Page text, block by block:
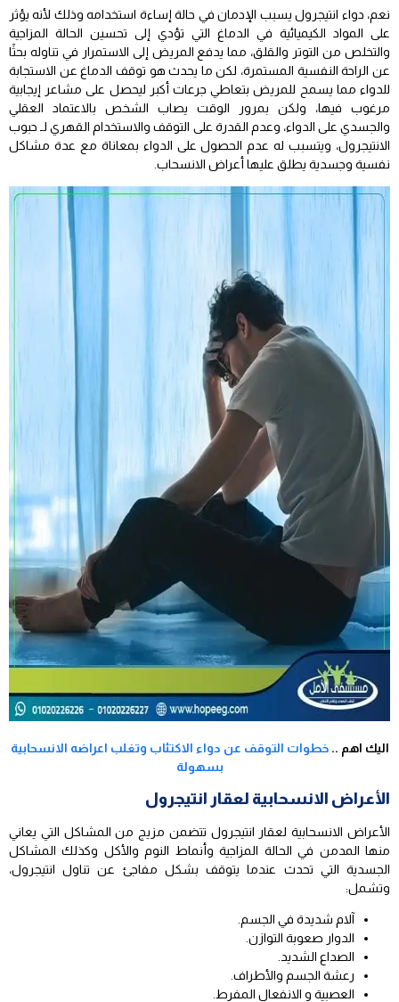
نعم، دواء انتيجرول يسبب الإدمان في حالة إساءة استخدامه وذلك لأنه يؤثر
على المواد الكيميائية في الدماغ التي تؤدي إلى تحسين الحالة المزاجية
والتخلص من التوتر والقلق، مما يدفع المريض إلى الاستمرار في تناوله بحثًا
عن الراحة النفسية المستمرة، لكن ما يحدث هو توقف الدماغ عن الاستجابة
للدواء مما يسمح للمريض بتعاطي جرعات أكبر ليحصل على مشاعر إيجابية
مرغوب فيها، ولكن بمرور الوقت يصاب الشخص بالاعتماد العقلي
والجسدي على الدواء، وعدم القدرة على التوقف والاستخدام القهري لـ حبوب
الانتيجرول، ويتسبب له عدم الحصول على الدواء بمعاناة مع عدة مشاكل
نفسية وجسدية يطلق عليها أعراض الانسحاب.
اليك اهم ..خطوات التوقف عن دواء الاكتئاب وتغلب اعراضه الانسحابية
بسهولة
الأعراض الانسحابية لعقار انتيجرول
الأعراض الانسحابية لعقار انتيجرول تتضمن مزيج من المشاكل التي يعاني
منها المدمن في الحالة المزاجية وأنماط النوم والأكل وكذلك المشاكل
الجسدية التي تحدث عندما يتوقف بشكل مفاجئ عن تناول انتيجرول،
وتشمل:
آلام شديدة في الجسم.
الدوار صعوبة التوازن.
الصداع الشديد.
رعشة الجسم والأطراف.
العصبية و الانفعال المفرط.